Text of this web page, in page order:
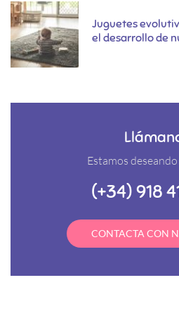
Juguetes
el desarrollo de
Estamos
(+34) 918
CONTACTA CON